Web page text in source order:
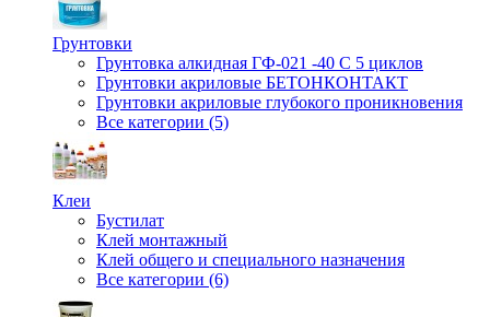
Грунтовки
Грунтовка алкидная ГФ-021 -40 С 5 циклов
Грунтовки акриловые БЕТОНКОНТАКТ
Грунтовки акриловые глубокого проникновения
Все категории (5)
Клеи
Бустилат
Клей монтажный
Клей общего и специального назначения
Все категории (6)